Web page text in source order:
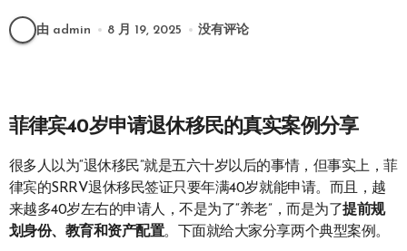
由 admin 8 月 19, 2025 没有评论
菲律宾40岁申请退休移民的真实案例分享
很多人以为“退休移民”就是五六十岁以后的事情，但事实上，菲
律宾的SRRV退休移民签证只要年满40岁就能申请。而且，越
来越多40岁左右的申请人，不是为了“养老”，而是为了提前规
划身份、教育和资产配置。下面就给大家分享两个典型案例。